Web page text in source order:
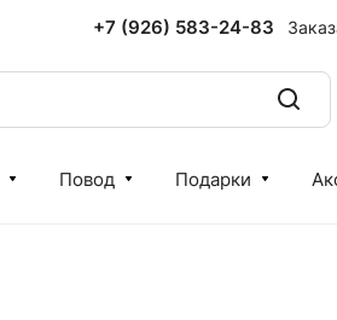
+7 (926) 583-24-83
Повод Подарки